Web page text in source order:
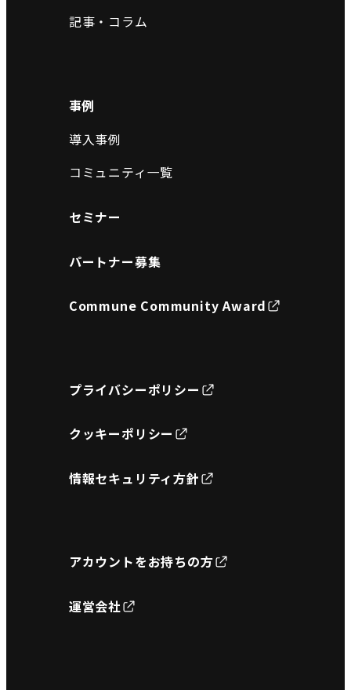
記事・コラム
事例
導入事例
コミュニティ一覧
セミナー
パートナー募集
Commune Community Award
プライバシーポリシー
クッキーポリシー
情報セキュリティ方針
アカウントをお持ちの方
運営会社